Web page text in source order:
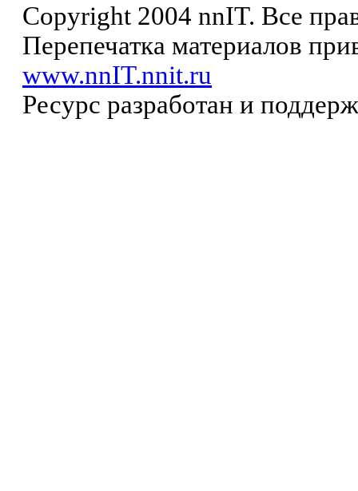
Copyright 2004 nnIT. Все
Перепечатка материалов
www.nnIT.nnit.ru
Ресурс разработан и